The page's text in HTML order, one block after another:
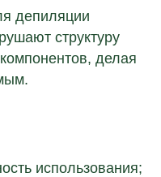
депиляции
структуру
делая
использования;